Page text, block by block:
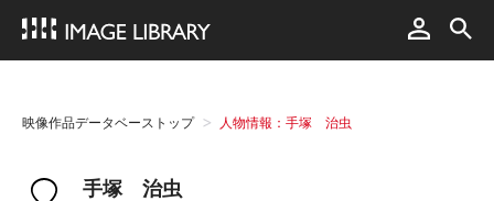
映像作品データベーストップ 人物情報：手塚 治虫
手塚 治虫